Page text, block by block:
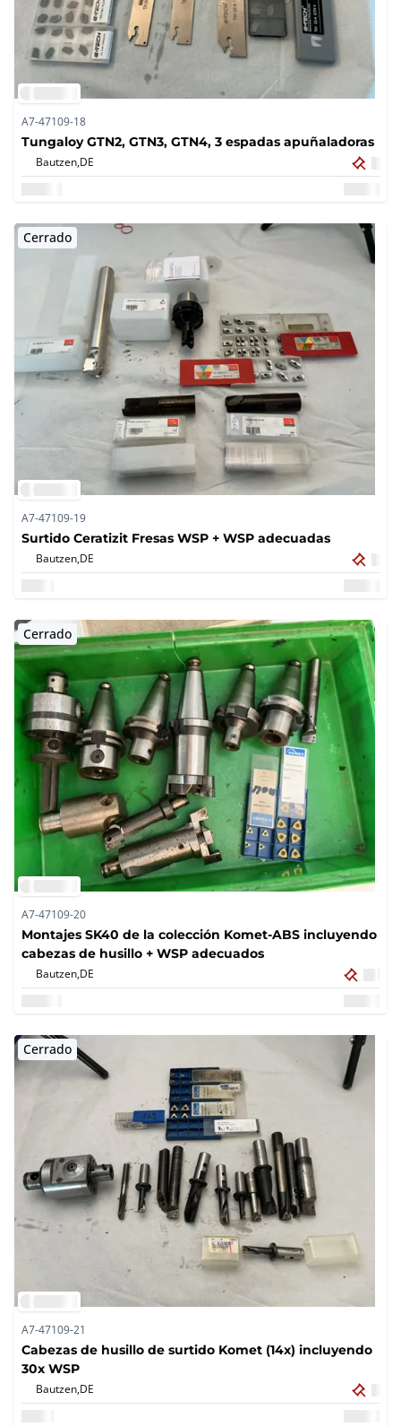
A7-47109-18
Tungaloy GTN2, GTN3, GTN4, 3 espadas apuñaladoras
Bautzen,DE
Cerrado
A7-47109-19
Surtido Ceratizit Fresas WSP + WSP adecuadas
Bautzen,DE
Cerrado
A7-47109-20
Montajes SK40 de la colección Komet-ABS incluyendo
cabezas de husillo + WSP adecuados
Bautzen,DE
Cerrado
A7-47109-21
Cabezas de husillo de surtido Komet (14x) incluyendo
30x WSP
Bautzen,DE